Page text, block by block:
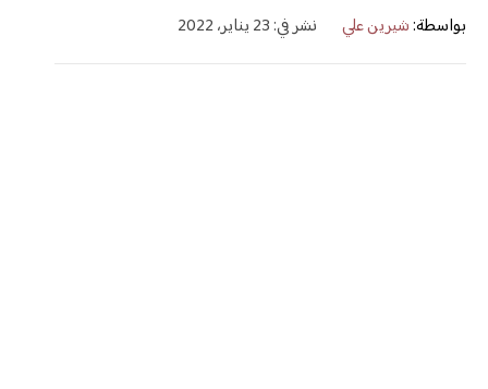
بواسطة:شيرين علي نشر في: 23 يناير، 2022